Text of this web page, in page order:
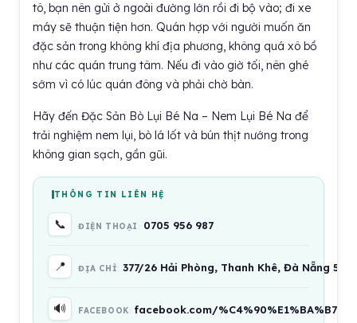
tô, bạn nên gửi ở ngoài đường lớn rồi đi bộ vào; đi xe
máy sẽ thuận tiện hơn. Quán hợp với người muốn ăn
đặc sản trong không khí địa phương, không quá xô bồ
như các quán trung tâm. Nếu đi vào giờ tối, nên ghé
sớm vì có lúc quán đông và phải chờ bàn.
Hãy đến Đặc Sản Bò Lụi Bé Na – Nem Lụi Bé Na để
trải nghiệm nem lụi, bò lá lốt và bún thịt nướng trong
không gian sạch, gần gũi.
THÔNG TIN LIÊN HỆ
📞 ĐIỆN THOẠI 0705 956 987
📍 ĐỊA CHỈ 377/26 Hải Phòng, Thanh Khê, Đà Nẵng
🔊 FACEBOOK facebook.com/%C4%90%E1%BA%B7c-